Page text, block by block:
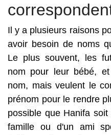
Il y a plusieurs raisons
avoir besoin de noms
Le plus souvent, les
nom pour leur bébé,
nom, mais veulent le
prénom pour le rendre
possible que Hanifa
famille ou d'un ami